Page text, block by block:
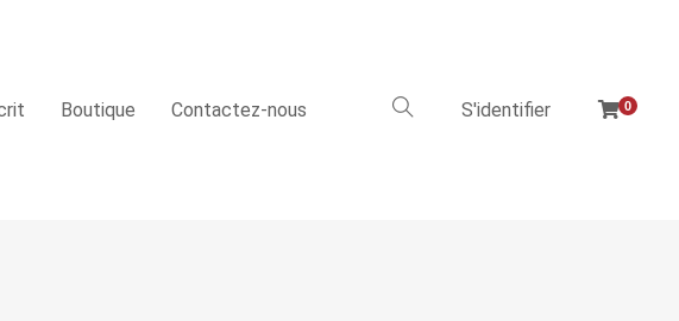
Boutique Contactez-nous S'identifier 0